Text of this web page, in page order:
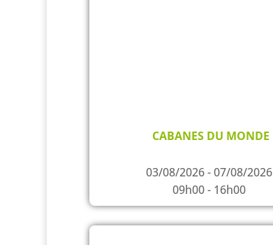
CABANES DU MONDE
03/08/2026 - 07/08/2026
09h00 - 16h00